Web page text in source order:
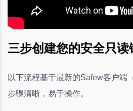
三步创建您的安全只读
以下流程基于最新的Safew客户端
步骤清晰，易于操作。